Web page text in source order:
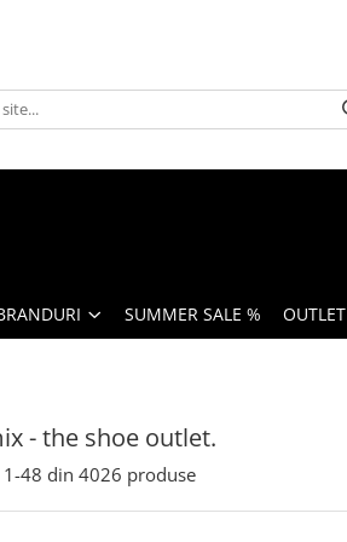
SUMMER SALE % OUTLET
- the shoe outlet.
1-48 din 4026 produse